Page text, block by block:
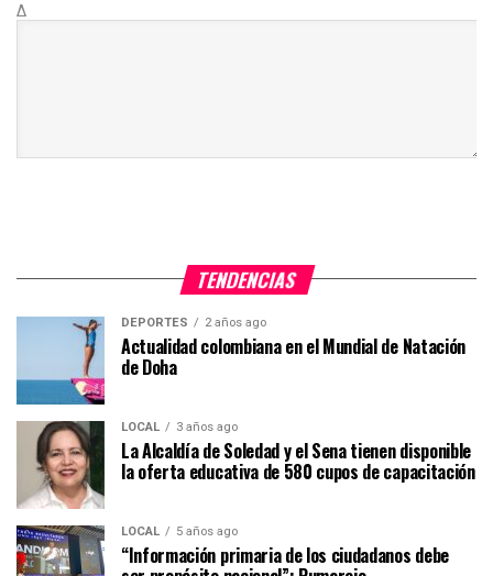
Δ
TENDENCIAS
DEPORTES 2 años ago
Actualidad colombiana en el Mundial de Natación
de Doha
LOCAL 3 años ago
La Alcaldía de Soledad y el Sena tienen disponible
la oferta educativa de 580 cupos de capacitación
LOCAL 5 años ago
“Información primaria de los ciudadanos debe